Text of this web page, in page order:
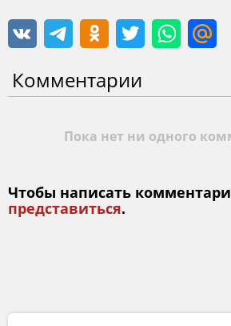
Комментарии
Пока нет ни одного
Чтобы написать
представиться.